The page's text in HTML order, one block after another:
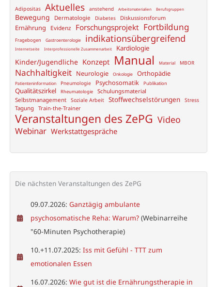
Adipositas Aktuelles anstehend Arbeitsmaterialien Berufsgruppen
Bewegung Dermatologie Diabetes Diskussionsforum
Ernährung Evidenz Forschungsprojekt Fortbildung
Fragebogen Gastroenterologie indikationsübergreifend
Internetseite Interprofessionelle Zusammenarbeit Kardiologie
Kinder/Jugendliche Konzept Manual Material MBOR
Nachhaltigkeit Neurologie Onkologie Orthopädie
Patienteninformation Pneumologie Psychosomatik Publikation
Qualitätszirkel Rheumatologie
Schulungsmaterial
Selbstmanagement
Soziale Arbeit Stoffwechselstörungen Stress
Tagung Train-the-Trainer
Veranstaltungen des ZePG Video
Webinar Werkstattgespräche
Die nächsten Veranstaltungen des ZePG
09.07.2026: Ganztägig ambulante
psychosomatische Reha: Warum? (Webinarreihe
"60-Minuten Psychotherapie)
10.+11.07.2025: Iss mit Gefühl - TTT zum
emotionalen Essen
16.07.2026: Wie gut ist die Ernährungstherapie in